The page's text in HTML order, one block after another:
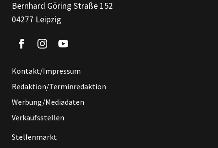
Bernhard Göring Straße 152
04277 Leipzig
Kontakt/Impressum
Redaktion/Terminredaktion
Werbung/Mediadaten
Verkaufsstellen
Stellenmarkt